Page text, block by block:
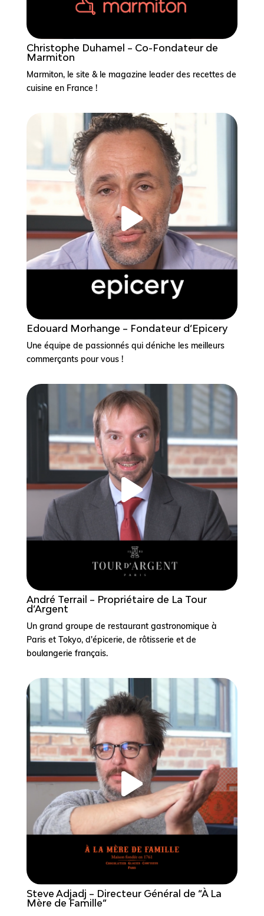
Christophe Duhamel – Co-Fondateur de
Marmiton
Marmiton, le site & le magazine leader des recettes de
cuisine en France !
Edouard Morhange – Fondateur d’Epicery
Une équipe de passionnés qui déniche les meilleurs
commerçants pour vous !
André Terrail – Propriétaire de La Tour
d’Argent
Un grand groupe de restaurant gastronomique à
Paris et Tokyo, d'épicerie, de rôtisserie et de
boulangerie français.
Steve Adjadj – Directeur Général de “À La
Mère de Famille”